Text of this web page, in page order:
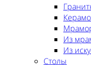
Из
Из
Столы